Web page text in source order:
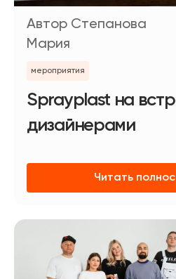
Автор Степанова
Мария
мероприятия
Sprayplast на
дизайнерами
Читать